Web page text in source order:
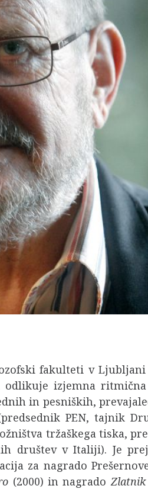
fakulteti v
izjemna
in pesniških,
PEN, tajnik
tržaškega tiska,
društev v Italiji). Je
za nagrado
(2000) in nagradoZlatnik